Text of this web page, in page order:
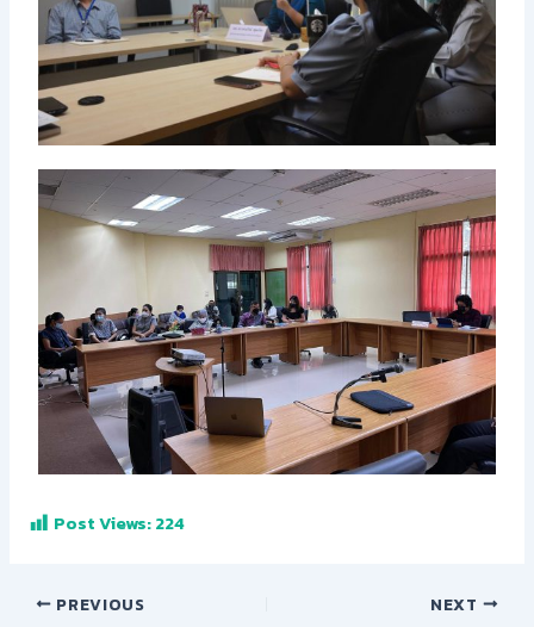
Post Views:224
PREVIOUS NEXT